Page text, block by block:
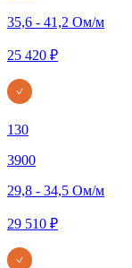
35,6 - 41,2 Ом/м
25 420 ₽
130
3900
29,8 - 34,5 Ом/м
29 510 ₽